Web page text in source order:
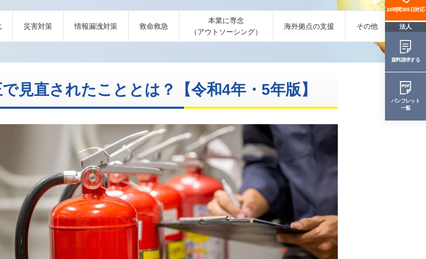
災害対策 情報漏洩対策 救命救急
本業に専念
（アウトソーシング）
海外拠点の支援 その他
見直されたこととは？【令和4年・5年版】
24時間365日対応
法人
資料請求する
パンフレット
一覧